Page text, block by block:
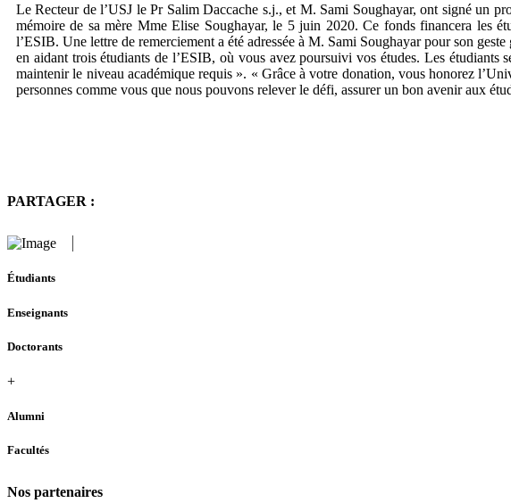
Le Recteur de l’USJ le Pr Salim Daccache s.j., et M. Sami Soughayar, ont signé un
mémoire de sa mère Mme Elise Soughayar, le 5 juin 2020. Ce fonds financera les
l’ESIB. Une lettre de remerciement a été adressée à M. Sami Soughayar pour son
en aidant trois étudiants de l’ESIB, où vous avez poursuivi vos études. Les
maintenir le niveau académique requis ». « Grâce à votre donation, vous honorez
personnes comme vous que nous pouvons relever le défi, assurer un bon avenir aux
PARTAGER :
Étudiants
Enseignants
Doctorants
+
Alumni
Facultés
Nos partenaires